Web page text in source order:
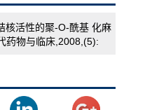
核活性的聚-O-酰基 化麻
药物与临床,2008,(5):